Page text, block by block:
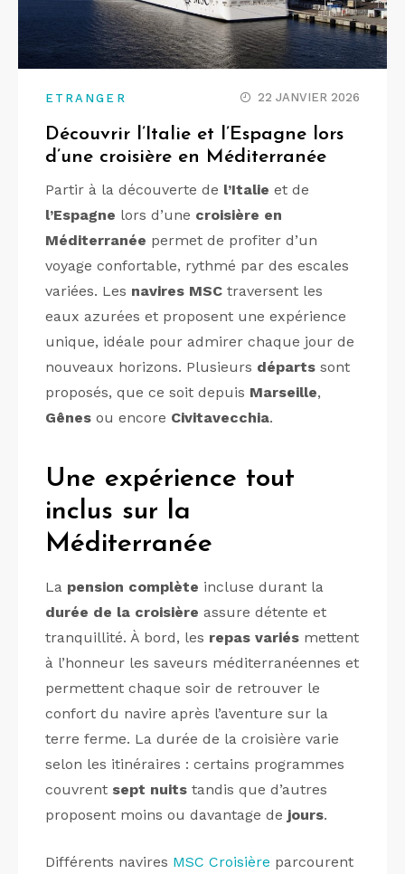
ETRANGER 22 JANVIER 2026
Découvrir l’Italie et l’Espagne lors
d’une croisière en Méditerranée
Partir à la découverte de l’Italie et de
l’Espagne lors d’une croisière en
Méditerranée permet de profiter d’un
voyage confortable, rythmé par des escales
variées. Les navires MSC traversent les
eaux azurées et proposent une expérience
unique, idéale pour admirer chaque jour de
nouveaux horizons. Plusieurs départs sont
proposés, que ce soit depuis Marseille,
Gênes ou encore Civitavecchia.
Une expérience tout
inclus sur la
Méditerranée
La pension complète incluse durant la
durée de la croisière assure détente et
tranquillité. À bord, les repas variés mettent
à l’honneur les saveurs méditerranéennes et
permettent chaque soir de retrouver le
confort du navire après l’aventure sur la
terre ferme. La durée de la croisière varie
selon les itinéraires : certains programmes
couvrent sept nuits tandis que d’autres
proposent moins ou davantage de jours.
Différents navires MSC Croisière parcourent